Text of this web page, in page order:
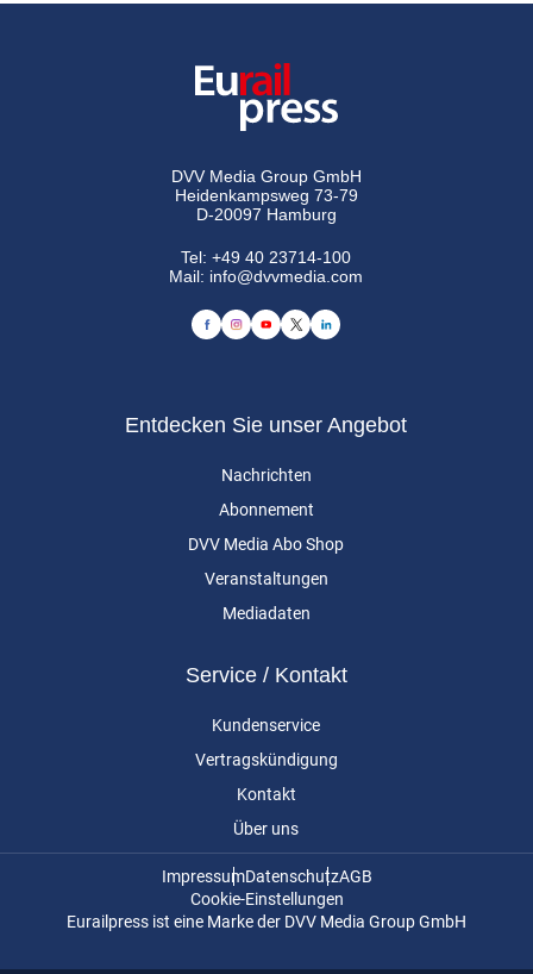
DVV Media Group GmbH
Heidenkampsweg 73-79
D-20097 Hamburg
Tel:+49 40 23714-100
Mail: info@dvvmedia.com
Entdecken Sie unser Angebot
Nachrichten
Abonnement
DVV Media Abo Shop
Veranstaltungen
Mediadaten
Service / Kontakt
Kundenservice
Vertragskündigung
Kontakt
Über uns
ImpressumDatenschutzAGB
Cookie-Einstellungen
Eurailpress ist eine Marke der DVV Media Group GmbH